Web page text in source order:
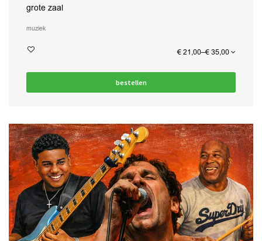
grote zaal
muziek
€ 21,00–€ 35,00
bestellen